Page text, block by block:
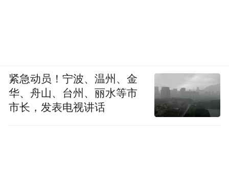
紧急动员！宁波、温州、金
华、舟山、台州、丽水等市
市长，发表电视讲话